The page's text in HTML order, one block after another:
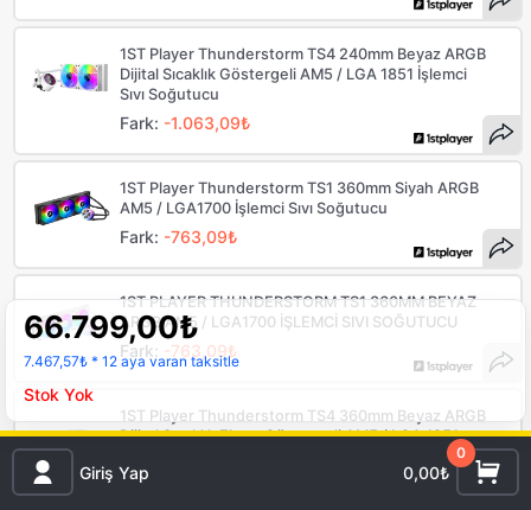
Giriş Yap 0,00₺
0
66.799,00₺
7.467,57₺* 12 aya varan taksitle
Stok Yok
1ST Player Thunderstorm TS4 240mm Beyaz ARGB
Dijital Sıcaklık Göstergeli AM5 / LGA 1851 İşlemci
Sıvı Soğutucu
Fark: -1.063,09₺
1ST Player Thunderstorm TS1 360mm Siyah ARGB
AM5 / LGA1700 İşlemci Sıvı Soğutucu
Fark: -763,09₺
1ST PLAYER THUNDERSTORM TS1 360MM BEYAZ
ARGB AM5 / LGA1700 İŞLEMCİ SIVI SOĞUTUCU
Fark: -763,09₺
1ST Player Thunderstorm TS4 360mm Beyaz ARGB
Dijital Sıcaklık Ekran Göstergeli AM5 / LGA 1851
Fark: